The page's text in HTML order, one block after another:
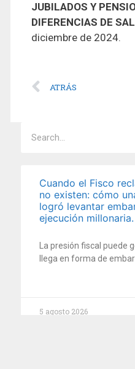
JUBILADOS Y
DIFERENCIAS DE
diciembre de 2024.
ATRÁS
Cuando el Fisco
no existen: cómo
logró levantar
ejecución millonaria.
La presión fiscal puede
llega en forma de
5 agosto 2026